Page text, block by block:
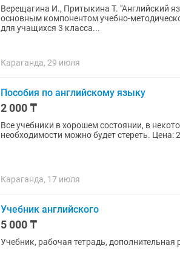
Верещагина И., Притыкина Т. "Английский
основным компонентом учебно-
для учащихся 3 класса...
Караганда, 29 июля
Пособия по английскому языку
2 000 ₸
Все учебники в хорошем состоянии, в
Караганда, 17 июля
Учебник английского
5 000 ₸
Учебник, рабочая тетрадь, дополнительная